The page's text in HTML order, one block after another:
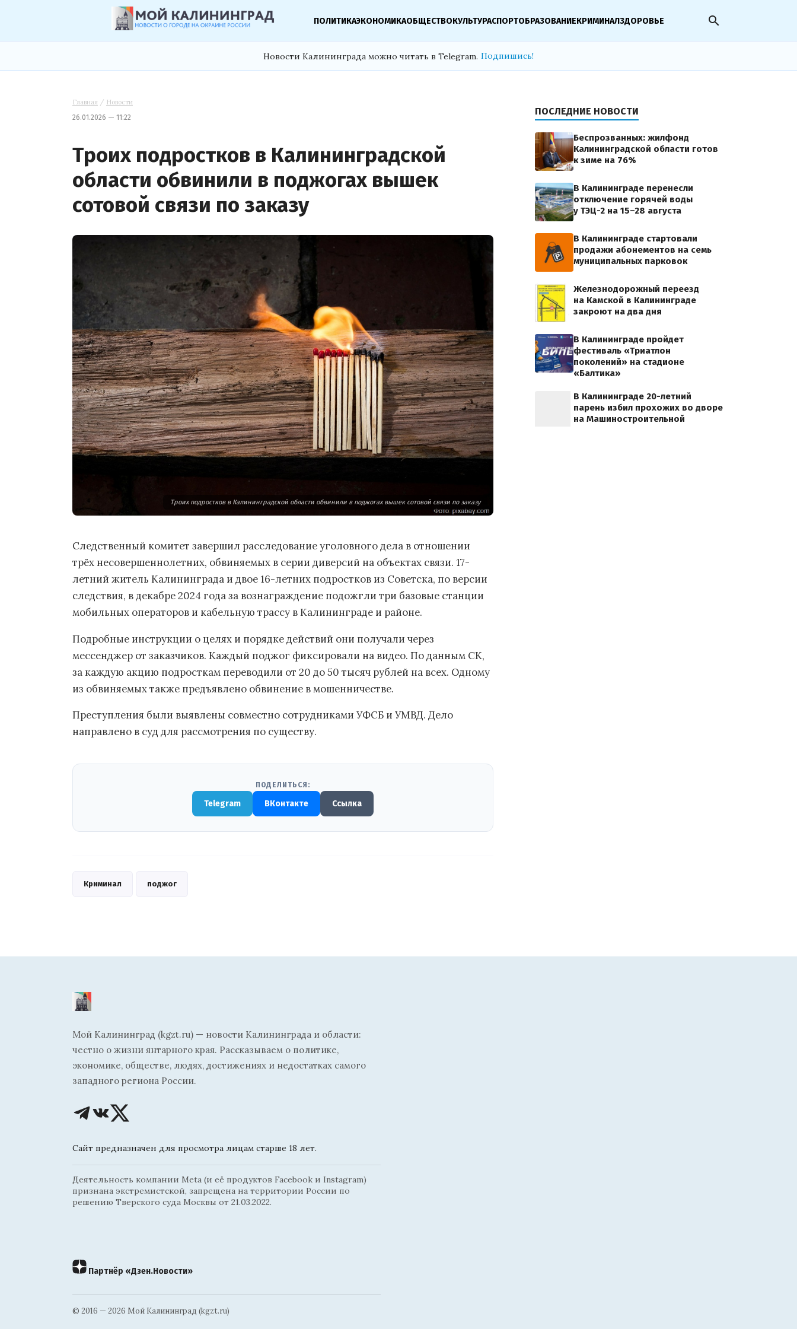
ПОЛИТИКАЭКОНОМИКАОБЩЕСТВОКУЛЬТУРАСПОРТОБРАЗОВАНИЕКРИМИНАЛЗДОРОВЬЕ search
Новости Калининграда можно читать в Telegram. Подпишись!
Главная / Новости
26.01.2026 — 11:22
Троих подростков в Калининградской
области обвинили в поджогах вышек
сотовой связи по заказу
Троих подростков в Калининградской области обвинили в поджогах вышек сотовой связи по заказу
Следственный комитет завершил расследование уголовного дела в отношении
трёх несовершеннолетних, обвиняемых в серии диверсий на объектах связи. 17-
летний житель Калининграда и двое 16-летних подростков из Советска, по версии
следствия, в декабре 2024 года за вознаграждение подожгли три базовые станции
мобильных операторов и кабельную трассу в Калининграде и районе.
Подробные инструкции о целях и порядке действий они получали через
мессенджер от заказчиков. Каждый поджог фиксировали на видео. По данным СК,
за каждую акцию подросткам переводили от 20 до 50 тысяч рублей на всех. Одному
из обвиняемых также предъявлено обвинение в мошенничестве.
Преступления были выявлены совместно сотрудниками УФСБ и УМВД. Дело
направлено в суд для рассмотрения по существу.
ПОДЕЛИТЬСЯ:
Telegram ВКонтакте Ссылка
Криминал поджог
ПОСЛЕДНИЕ НОВОСТИ
Беспрозванных: жилфонд
Калининградской области готов
к зиме на 76%
В Калининграде перенесли
отключение горячей воды
у ТЭЦ-2 на 15–28 августа
В Калининграде стартовали
продажи абонементов на семь
муниципальных парковок
Железнодорожный переезд
на Камской в Калининграде
закроют на два дня
В Калининграде пройдет
фестиваль «Триатлон
поколений» на стадионе
«Балтика»
В Калининграде 20-летний
парень избил прохожих во дворе
на Машиностроительной
Мой Калининград (kgzt.ru) — новости Калининграда и области:
честно о жизни янтарного края. Рассказываем о политике,
экономике, обществе, людях, достижениях и недостатках самого
западного региона России.
Сайт предназначен для просмотра лицам старше 18 лет.
Деятельность компании Meta (и её продуктов Facebook и Instagram)
признана экстремистской, запрещена на территории России по
решению Тверского суда Москвы от 21.03.2022.
Партнёр «Дзен.Новости»
© 2016 — 2026 Мой Калининград (kgzt.ru)